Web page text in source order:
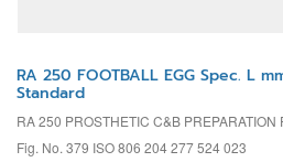
RA 250 FOOTBALL EGG Spec. L
Standard
RA 250 PROSTHETIC C&B PREPARATION
Fig. No. 379 ISO 806 204 277 524 023